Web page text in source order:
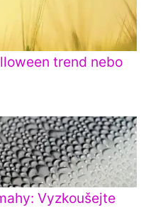
trend nebo
Vyzkoušejte